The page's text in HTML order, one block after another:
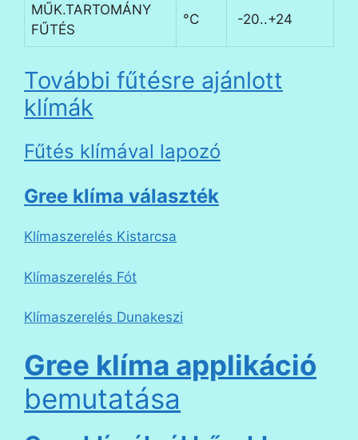
MŰK.TARTOMÁNY
FŰTÉS
°C -20..+24
További fűtésre ajánlott
klímák
Fűtés klímával lapozó
Gree klíma választék
Klímaszerelés Kistarcsa
Klímaszerelés Fót
Klímaszerelés Dunakeszi
Gree klíma applikáció
bemutatása